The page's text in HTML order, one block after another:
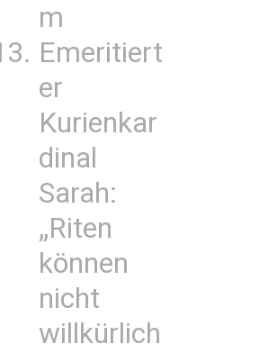
m
Emeritiert
er
Kurienkar
dinal
Sarah:
„Riten
können
nicht
willkürlich